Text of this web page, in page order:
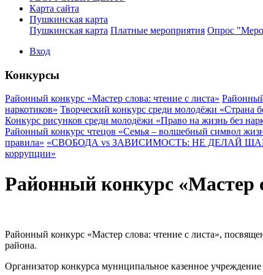
Карта сайта
Пушкинская карта
Пушкинская карта Платные мероприятия Опрос
Вход
Конкурсы
Районный конкурс «Мастер слова: чтение с листа»
наркотиков» Творческий конкурс среди молодёжи «Страна
Конкурс рисунков среди молодёжи «Право на жизнь без
Районный конкурс чтецов «Семья – волшебный символ
правила» «СВОБОДА vs ЗАВИСИМОСТЬ: НЕ ДЕЛАЙ
коррупции»
Районный конкурс «Мастер
Районный конкурс «Мастер слова: чтение с листа»,
района.
Организатор конкурса муниципальное казенное